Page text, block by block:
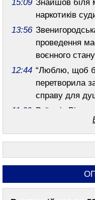
15:09 Знайшов біля
наркотиків
13:56
проведення
воєнного стану
12:44 “Люблю, щоб
перетворила
справу для
11:29 Воїна із
Авдіївки
екологічних
Ветерани та
громади